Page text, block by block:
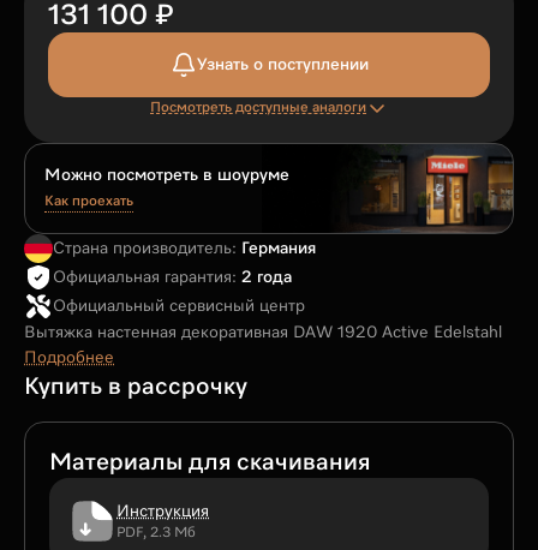
131 100 ₽
Узнать о поступлении
Посмотреть доступные аналоги
Можно посмотреть в шоуруме
Как проехать
Страна производитель: Германия
Официальная гарантия: 2 года
Официальный сервисный центр
Вытяжка настенная декоративная DAW 1920 Active Edelstahl
Подробнее
Купить в рассрочку
Материалы для скачивания
Инструкция
PDF, 2.3 Мб